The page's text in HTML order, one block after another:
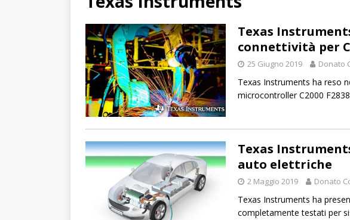
Texas
connettività per
25 Giugno 2019 Donato
Texas Instruments ha reso
microcontroller C2000
Texas
auto elettriche
2 Maggio 2019 Donato
Texas Instruments ha
completamente testati per